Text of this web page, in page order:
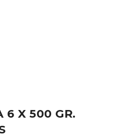
6 X 500 GR.